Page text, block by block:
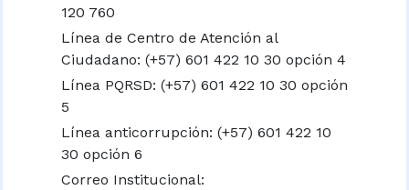
120 760
Línea de Centro de Atención al
Ciudadano: (+57) 601 422 10 30 opción 4
Línea PQRSD: (+57) 601 422 10 30 opción
5
Línea anticorrupción: (+57) 601 422 10
30 opción 6
Correo Institucional: